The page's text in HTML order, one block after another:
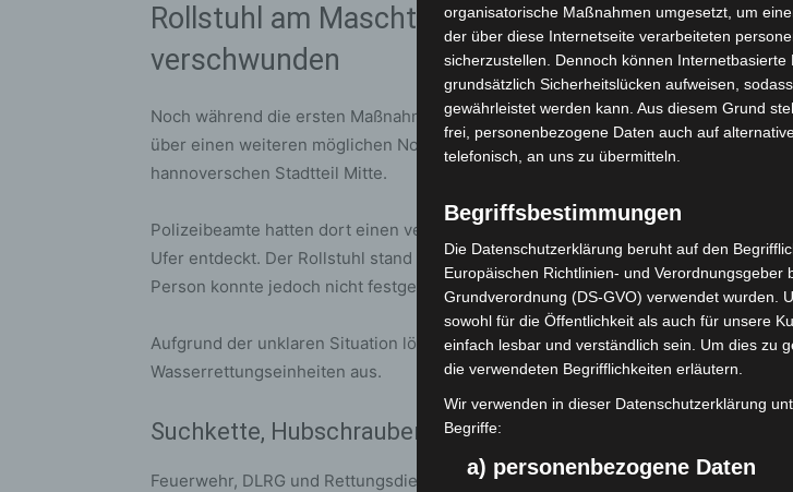
Rollstuhl am Maschteich entdeckt – Person
verschwunden
Noch während die ersten Maßnahmen liefen, wurde die Regionsleitstelle
über einen weiteren möglichen Notfall informiert. Anlass war ein Fund am
hannoverschen Stadtteil Mitte.
Polizeibeamte hatten dort einen verlassenen Rollstuhl sowie Kleidungsstücke
Ufer entdeckt. Der Rollstuhl stand mit den Reifen direkt an der Wasserkante. Eine
Person konnte jedoch nicht festgestellt werden.
Aufgrund der unklaren Situation löste die Leitstelle erneut einen Großalarm für die
Wasserrettungseinheiten aus.
Suchkette, Hubschrauber und Drohnen im Einsatz
Feuerwehr, DLRG und Rettungsdienst durchsuchten daraufhin den Bereich rund um
organisatorische Maßnahmen umgesetzt, um
der über diese Internetseite verarbeiteten
sicherzustellen. Dennoch können Internetbasierte
grundsätzlich Sicherheitslücken aufweisen,
gewährleistet werden kann. Aus diesem Grund
frei, personenbezogene Daten auch auf
telefonisch, an uns zu übermitteln.
Begriffsbestimmungen
Die Datenschutzerklärung beruht auf den
Europäischen Richtlinien- und Verordnungsgeber
Grundverordnung (DS-GVO) verwendet wurden.
sowohl für die Öffentlichkeit als auch für unsere
einfach lesbar und verständlich sein. Um dies zu
die verwendeten Begrifflichkeiten erläutern.
Wir verwenden in dieser Datenschutzerklärung
Begriffe:
a) personenbezogene Daten